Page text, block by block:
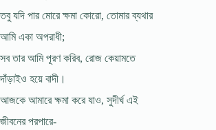
তবু যদি পার মোরে ক্ষমা কোরো, তোমার ব্যথার
আমি একা অপরাধী;
সব তার আমি পূরণ করিব, রোজ কেয়ামতে
দাঁড়াইও হয়ে বাদী।
আজকে আমারে ক্ষমা করে যাও, সুদীর্ঘ এই
জীবনের পরপারে-